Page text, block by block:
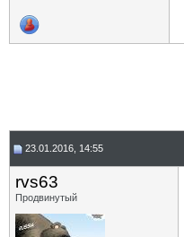
23.01.2016, 14:55
rvs63
Продвинутый